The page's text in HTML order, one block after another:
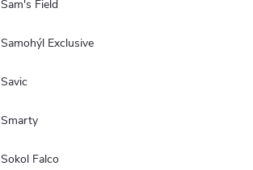
Sam's Field
Samohýl Exclusive
Savic
Smarty
Sokol Falco